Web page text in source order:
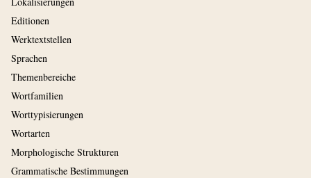
Editionen
Werktextstellen
Sprachen
Themenbereiche
Wortfamilien
Worttypisierungen
Wortarten
Morphologische Strukturen
Grammatische Bestimmungen